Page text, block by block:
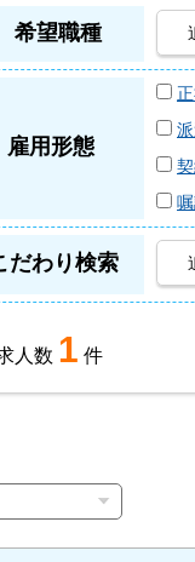
望職種
用形態
わり検索
人数 1 件